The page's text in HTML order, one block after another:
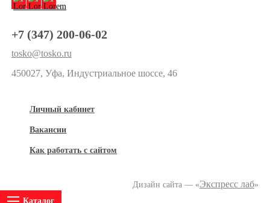
+7 (347) 200-06-02
tosko@tosko.ru
450027, Уфа, Индустриальное шоссе, 46
Личный кабинет
Вакансии
Как работать с сайтом
Дизайн сайта — «Экспресс лаб»
Каталог